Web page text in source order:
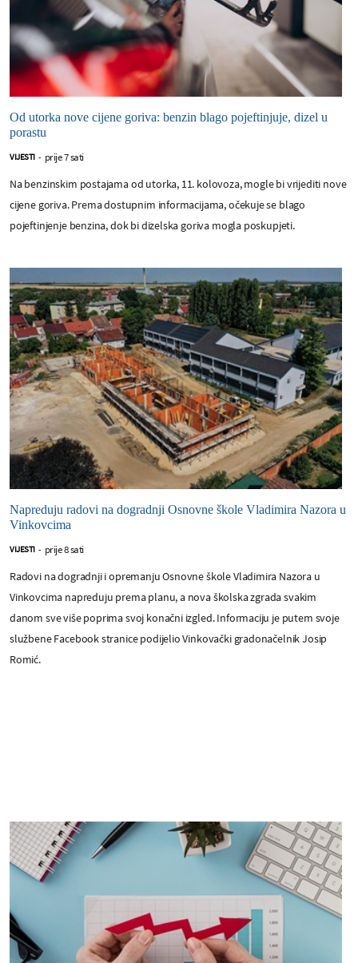
Od utorka nove cijene goriva: benzin blago pojeftinjuje, dizel u
porastu
VIJESTI - prije 7 sati
Na benzinskim postajama od utorka, 11. kolovoza, mogle bi vrijediti nove
cijene goriva. Prema dostupnim informacijama, očekuje se blago
pojeftinjenje benzina, dok bi dizelska goriva mogla poskupjeti.
Napreduju radovi na dogradnji Osnovne škole Vladimira Nazora u
Vinkovcima
VIJESTI - prije 8 sati
Radovi na dogradnji i opremanju Osnovne škole Vladimira Nazora u
Vinkovcima napreduju prema planu, a nova školska zgrada svakim
danom sve više poprima svoj konačni izgled. Informaciju je putem svoje
službene Facebook stranice podijelio Vinkovački gradonačelnik Josip
Romić.